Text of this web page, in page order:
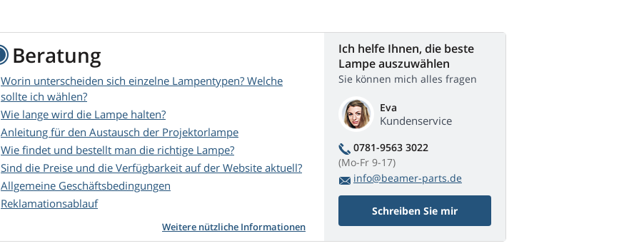
Beratung
Worin unterscheiden sich einzelne Lampentypen? Welche
sollte ich wählen?
Wie lange wird die Lampe halten?
Anleitung für den Austausch der Projektorlampe
Wie findet und bestellt man die richtige Lampe?
Sind die Preise und die Verfügbarkeit auf der Website aktuell?
Allgemeine Geschäftsbedingungen
Reklamationsablauf
Weitere nützliche Informationen
Ich helfe Ihnen, die beste
Lampe auszuwählen
Sie können mich alles fragen
Eva
Kundenservice
0781-9563 3022
(Mo-Fr 9-17)
info@beamer-parts.de
Schreiben Sie mir